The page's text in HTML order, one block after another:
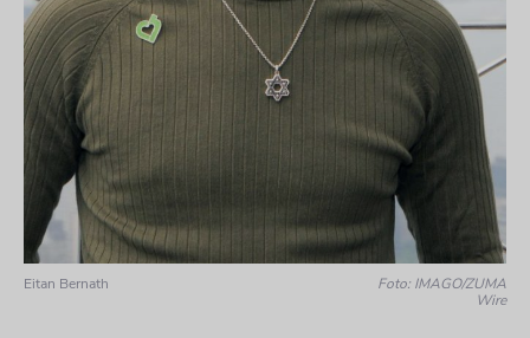
Eitan Bernath
Foto: IMAGO/ZUMA
Wire